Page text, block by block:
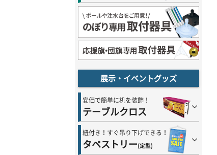
展示・イベントグッズ
安価で簡単に机を装飾！
テーブルクロス
紐付き！すぐ吊り下げできる！
タペストリー(定型)